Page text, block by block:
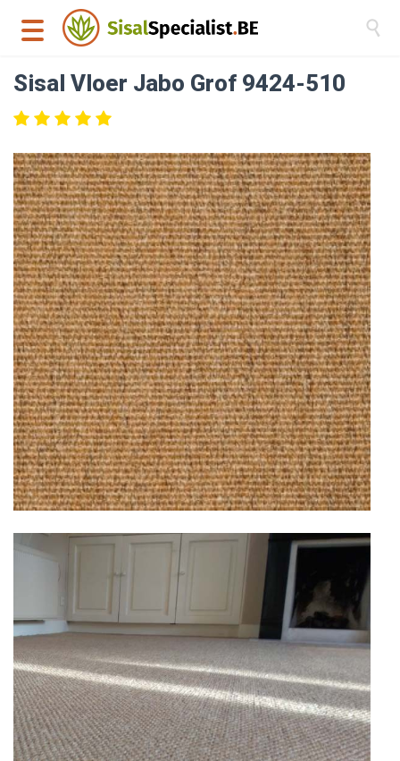

Sisal Vloer Jabo Grof 9424-510